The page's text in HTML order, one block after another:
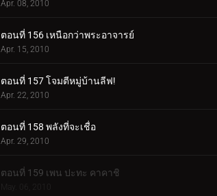
Apr. 08, 2010
ตอนที่ 156 เหนือกว่าพระอาจารย์
Apr. 15, 2010
ตอนที่ 157 โจมตีหมู่บ้านลีฟ!
Apr. 22, 2010
ตอนที่ 158 พลังที่จะเชื่อ
Apr. 29, 2010
ตอนที่ 159 เพน ปะทะ คาคาชิ
May. 06, 2010